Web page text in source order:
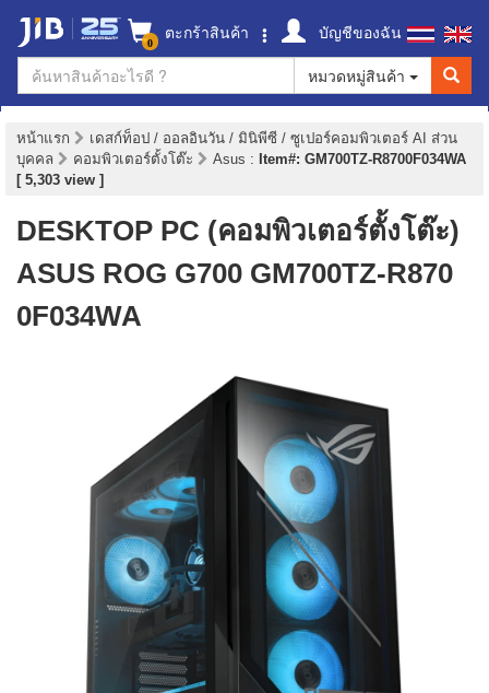
0 ตะกร้าสินค้า
บัญชีของฉัน
หมวดหมู่สินค้า
หน้าแรก
เดสก์ท็อป / ออลอินวัน / มินิพีซี / ซูเปอร์คอมพิวเตอร์ AI ส่วน
บุคคล
คอมพิวเตอร์ตั้งโต๊ะ Asus : Item#: GM700TZ-R8700F034WA
[ 5,303 view ]
DESKTOP PC (คอมพิวเตอร์ตั้งโต๊ะ)
ASUS ROG G700 GM700TZ-R870
0F034WA